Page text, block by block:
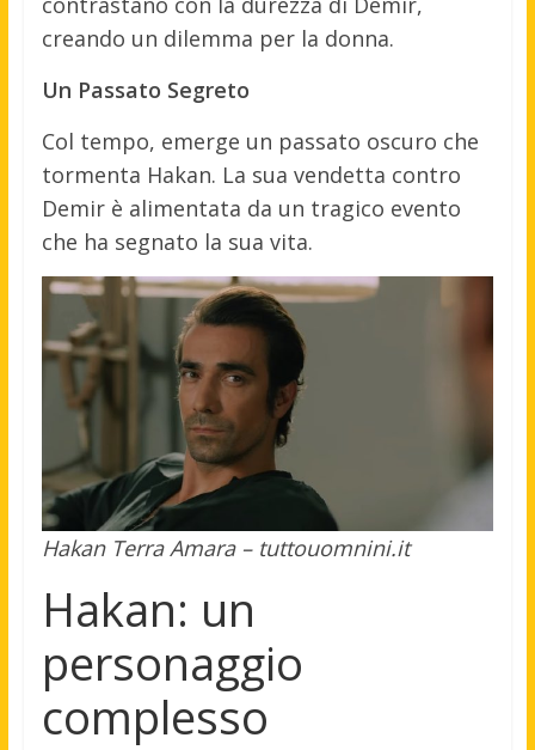
creando un dilemma per la donna.
Un Passato Segreto
Col tempo, emerge un passato oscuro che
tormenta Hakan. La sua vendetta contro
Demir è alimentata da un tragico evento
che ha segnato la sua vita.
Hakan Terra Amara – tuttouomnini.it
Hakan: un
personaggio
complesso